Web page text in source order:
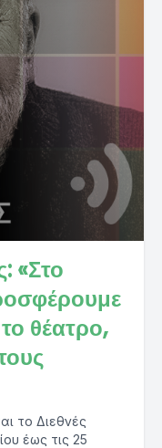
«Στο
θέατρο,
το Διεθνές
έως τις 25